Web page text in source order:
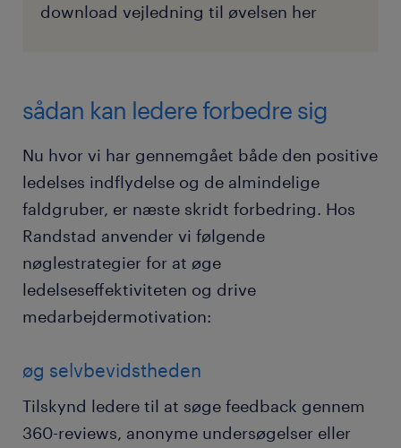
download vejledning til øvelsen her
sådan kan ledere forbedre sig
Nu hvor vi har gennemgået både den positive
ledelses indflydelse og de almindelige
faldgruber, er næste skridt forbedring. Hos
Randstad anvender vi følgende
nøglestrategier for at øge
ledelseseffektiviteten og drive
medarbejdermotivation:
øg selvbevidstheden
Tilskynd ledere til at søge feedback gennem
360-reviews, anonyme undersøgelser eller